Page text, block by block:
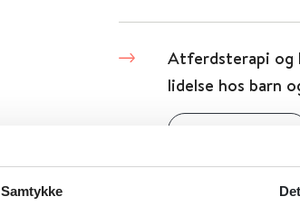
Samtykke
Atferdsterapi og
lidelse hos barn